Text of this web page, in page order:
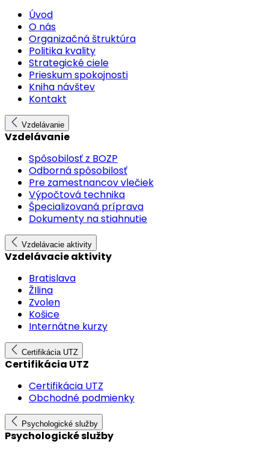
Úvod
O nás
Organizačná štruktúra
Politika kvality
Strategické ciele
Prieskum spokojnosti
Kniha návštev
Kontakt
Vzdelávanie
Vzdelávanie
Spôsobilosť z BOZP
Odborná spôsobilosť
Pre zamestnancov vlečiek
Výpočtová technika
Špecializovaná príprava
Dokumenty na stiahnutie
Vzdelávacie aktivity
Vzdelávacie aktivity
Bratislava
ŽIlina
Zvolen
Košice
Internátne kurzy
Certifikácia UTZ
Certifikácia UTZ
Certifikácia UTZ
Obchodné podmienky
Psychologické služby
Psychologické služby